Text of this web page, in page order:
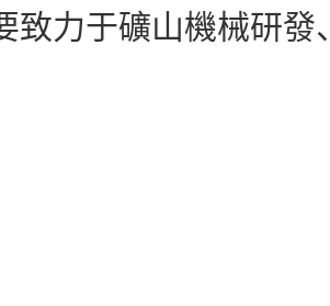
致力于礦山機械研